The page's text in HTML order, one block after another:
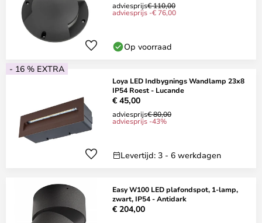
adviesprijs€ 110,00
adviesprijs -€ 76,00
Op voorraad
- 16 % EXTRA
Loya LED Indbygnings Wandlamp 23x8
IP54 Roest - Lucande
€ 45,00
adviesprijs€ 80,00
adviesprijs -43%
Levertijd: 3 - 6 werkdagen
Easy W100 LED plafondspot, 1-lamp,
zwart, IP54 - Antidark
€ 204,00